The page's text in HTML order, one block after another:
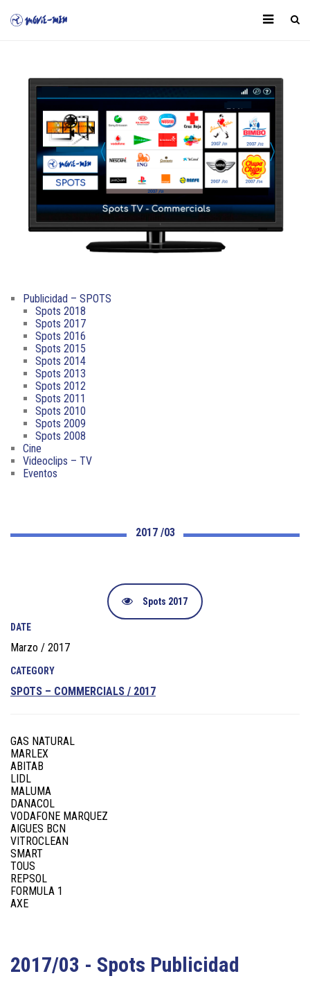
Publicidad – SPOTS
Spots 2018
Spots 2017
Spots 2016
Spots 2015
Spots 2014
Spots 2013
Spots 2012
Spots 2011
Spots 2010
Spots 2009
Spots 2008
Cine
Videoclips – TV
Eventos
2017 /03
Spots 2017
DATE
Marzo / 2017
CATEGORY
SPOTS – COMMERCIALS / 2017
GAS NATURAL
MARLEX
ABITAB
LIDL
MALUMA
DANACOL
VODAFONE MARQUEZ
AIGUES BCN
VITROCLEAN
SMART
TOUS
REPSOL
FORMULA 1
AXE
2017/03 - Spots Publicidad